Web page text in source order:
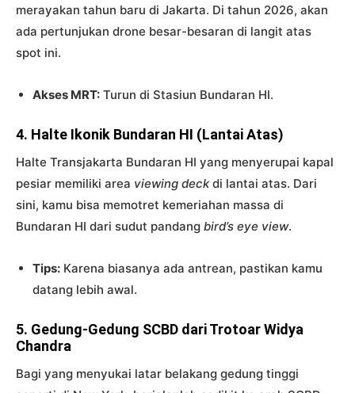
merayakan tahun baru di Jakarta. Di tahun 2026, akan
ada pertunjukan drone besar-besaran di langit atas
spot ini.
Akses MRT: Turun di Stasiun Bundaran HI.
4. Halte Ikonik Bundaran HI (Lantai Atas)
Halte Transjakarta Bundaran HI yang menyerupai kapal
pesiar memiliki area viewing deck di lantai atas. Dari
sini, kamu bisa memotret kemeriahan massa di
Bundaran HI dari sudut pandang bird’s eye view.
Tips: Karena biasanya ada antrean, pastikan kamu
datang lebih awal.
5. Gedung-Gedung SCBD dari Trotoar Widya
Chandra
Bagi yang menyukai latar belakang gedung tinggi